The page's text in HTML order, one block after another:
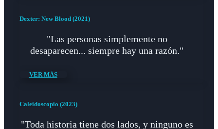
Dexter: New Blood (2021)
"Las personas simplemente no
desaparecen... siempre hay una razón."
VER MÁS
Caleidoscopio (2023)
"Toda historia tiene dos lados, y ninguno es